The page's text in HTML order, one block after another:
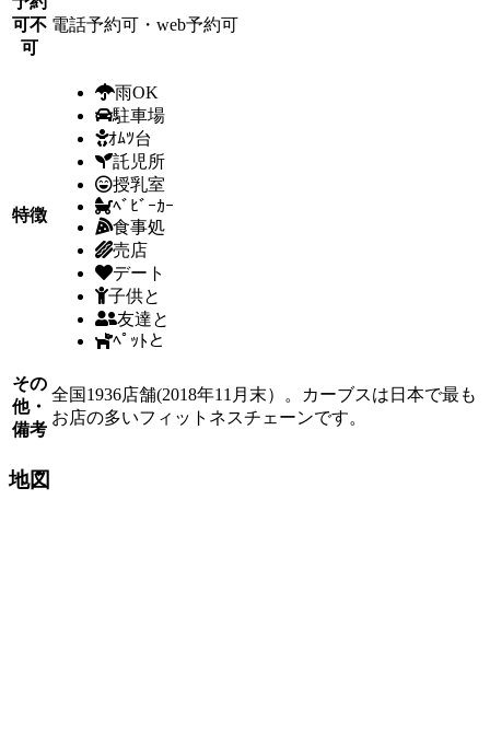
可不
可
電話予約可・web予約可
特徴
雨OK
駐車場
ｵﾑﾂ台
託児所
授乳室
ﾍﾞﾋﾞｰｶｰ
食事処
売店
デート
子供と
友達と
ﾍﾟｯﾄと
その
他・
備考
全国1936店舗(2018年11月末）。カーブスは日本で最も
お店の多いフィットネスチェーンです。
地図